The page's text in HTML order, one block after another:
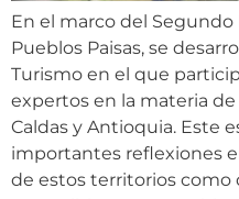
En el marco del
Pueblos Paisas, se
Turismo en el que
expertos en la materia
Caldas y Antioquia. Este
importantes reflexiones
de estos territorios como